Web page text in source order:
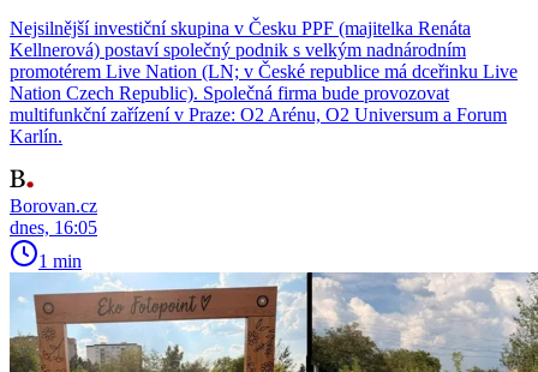
Nejsilnější investiční skupina v Česku PPF (majitelka Renáta
Kellnerová) postaví společný podnik s velkým nadnárodním
promotérem Live Nation (LN; v České republice má dceřinku Live
Nation Czech Republic). Společná firma bude provozovat
multifunkční zařízení v Praze: O2 Arénu, O2 Universum a Forum
Karlín.
Borovan.cz
dnes, 16:05
1 min